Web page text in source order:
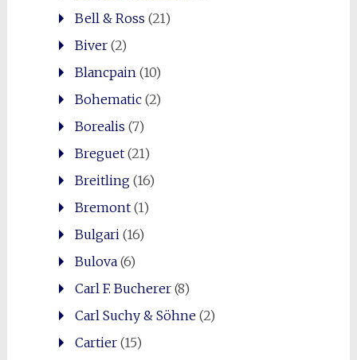
Bell & Ross (21)
Biver(2)
Blancpain (10)
Bohematic(2)
Borealis (7)
Breguet(21)
Breitling(16)
Bremont(1)
Bulgari (16)
Bulova(6)
Carl F. Bucherer(8)
Carl Suchy & Söhne(2)
Cartier(15)